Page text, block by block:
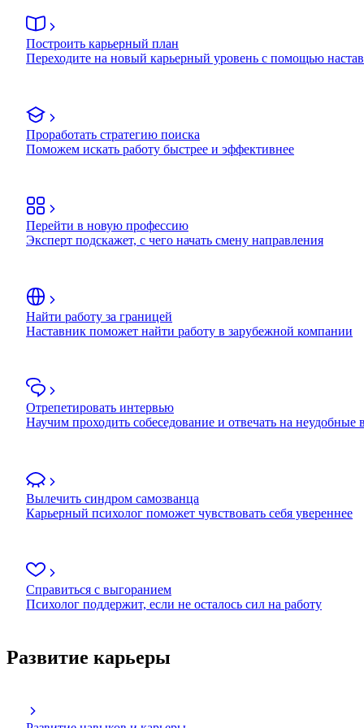
Построить карьерный план
Переходите на новый карьерный уровень с помощью
Проработать стратегию поиска
Поможем искать работу быстрее и эффективнее
Перейти в новую профессию
Эксперт подскажет, с чего начать смену направления
Найти работу за границей
Наставник поможет найти работу в зарубежной компании
Отрепетировать интервью
Научим проходить собеседование и отвечать на неудобные
Вылечить синдром самозванца
Карьерный психолог поможет чувствовать себя увереннее
Справиться с выгоранием
Психолог поддержит, если не осталось сил на работу
Развитие карьеры